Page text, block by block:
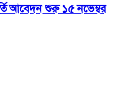
আবেদন শুরু ১৫ নভেম্বর